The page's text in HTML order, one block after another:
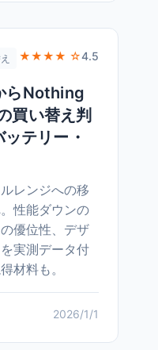
★★★★ ☆4.5
らNothing
買い替え判
テリー・
レンジへの移
性能ダウンの
優位性、デザ
実測データ付
材料も。
2026/1/1